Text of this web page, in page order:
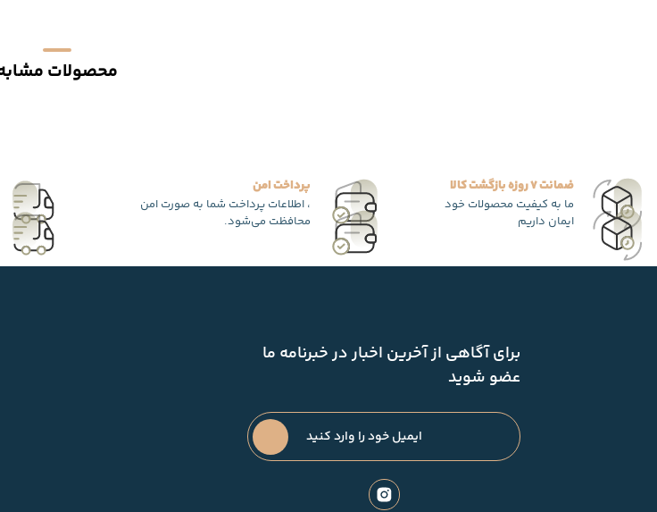
محصولات
ضمانت 7 روزه بازگشت کالا
ما به کیفیت محصولات خود
ایمان داریم
پرداخت امن
، اطلاعات پرداخت شما به صورت امن
محافظت می‌شود.
برای آگاهی از آخرین اخبار در خبرنامه ما
عضو شوید